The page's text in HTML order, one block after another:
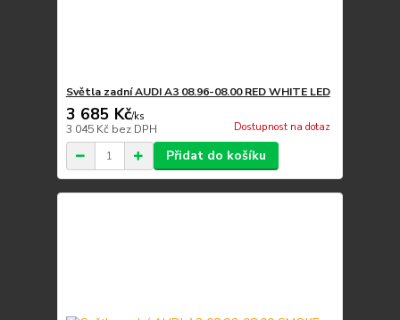
Světla zadní AUDI A3 08.96-08.00 RED WHITE LED
3 685 Kč/ks
3 045 Kč bez DPH Dostupnost na dotaz
Přidat do košíku